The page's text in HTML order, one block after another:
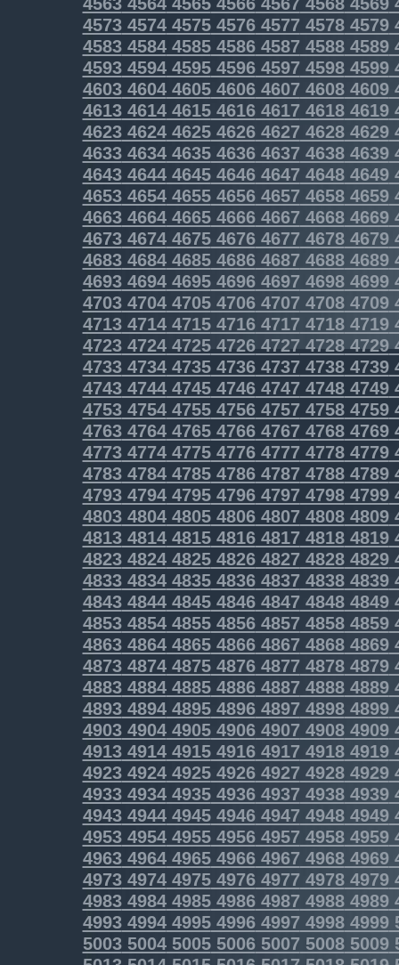
4573457445754576457745784579
4583458445854586458745884589
4593459445954596459745984599
46034604460546064607 46084609
46134614461546164617 46184619
46234624462546264627 46284629
4633463446354636463746384639
4643464446454646464746484649
4653465446554656465746584659
46634664466546664667 46684669
46734674467546764677 46784679
46834684468546864687 46884689
46934694469546964697 46984699
47034704470547064707 47084709
47134714471547164717 47184719
4723472447254726472747284729
4733473447354736473747384739
4743474447454746474747484749
4753475447554756475747584759
4763476447654766476747684769
4773477447754776477747784779
4783478447854786478747884789
4793479447954796479747984799
4803480448054806480748084809
4813481448154816481748184819
4823482448254826482748284829
4833483448354836483748384839
4843484448454846484748484849
4853485448554856485748584859
4863486448654866486748684869
4873487448754876487748784879
4883488448854886488748884889
4893489448954896489748984899
49034904490549064907 49084909
49134914491549164917 49184919
4923492449254926492749284929
49334934493549364937 49384939
49434944494549464947 49484949
49534954495549564957 49584959
49634964496549664967 49684969
49734974497549764977 49784979
49834984498549864987 49884989
49934994499549964997 49984999
50035004500550065007 50085009